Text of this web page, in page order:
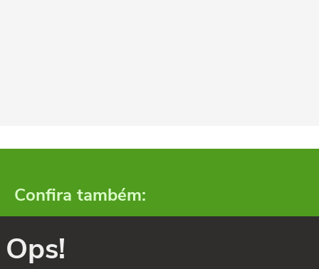
Confira também:
Ops!